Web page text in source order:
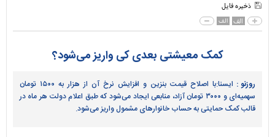
ذخیره فایل
الف الف
کمک معیشتی بعدی کی واریز می‌شود؟
روزنو :
ایسنا:با اصلاح قیمت بنزین و افزایش نرخ آن از هزار به ۱۵۰۰ تومان
سهمیه‌ای و ۳۰۰۰ تومان آزاد، منابعی ایجاد می‌شود که طبق اعلام دولت هر ماه در
قالب کمک حمایتی به حساب خانوار‌های مشمول واریز می‌شود.